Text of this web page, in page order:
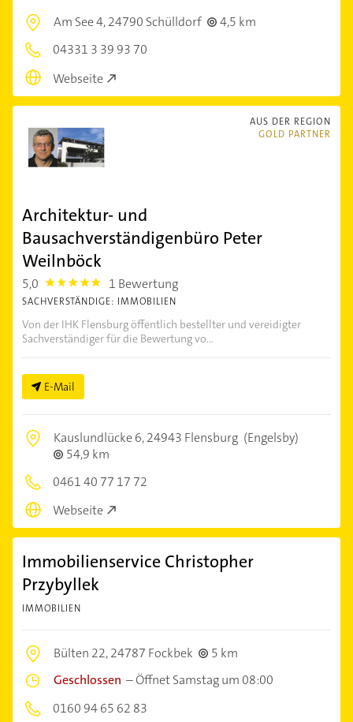
Am See 4,24790 Schülldorf
4,5 km
04331 3 39 93 70
Webseite
AUS DER REGION
GOLD PARTNER
Architektur- und
Bausachverständigenbüro Peter
Weilnböck
5,0 5.0 1 Bewertung
SACHVERSTÄNDIGE: IMMOBILIEN
Von der IHK Flensburg öffentlich bestellter und vereidigter
Sachverständiger für die Bewertung vo...
E-Mail
Kauslundlücke 6,24943 Flensburg (Engelsby)
54,9 km
0461 40 77 17 72
Webseite
Immobilienservice Christopher
Przybyllek
IMMOBILIEN
Bülten 22,24787 Fockbek
5 km
Geschlossen –Öffnet Samstag um 08:00
0160 94 65 62 83